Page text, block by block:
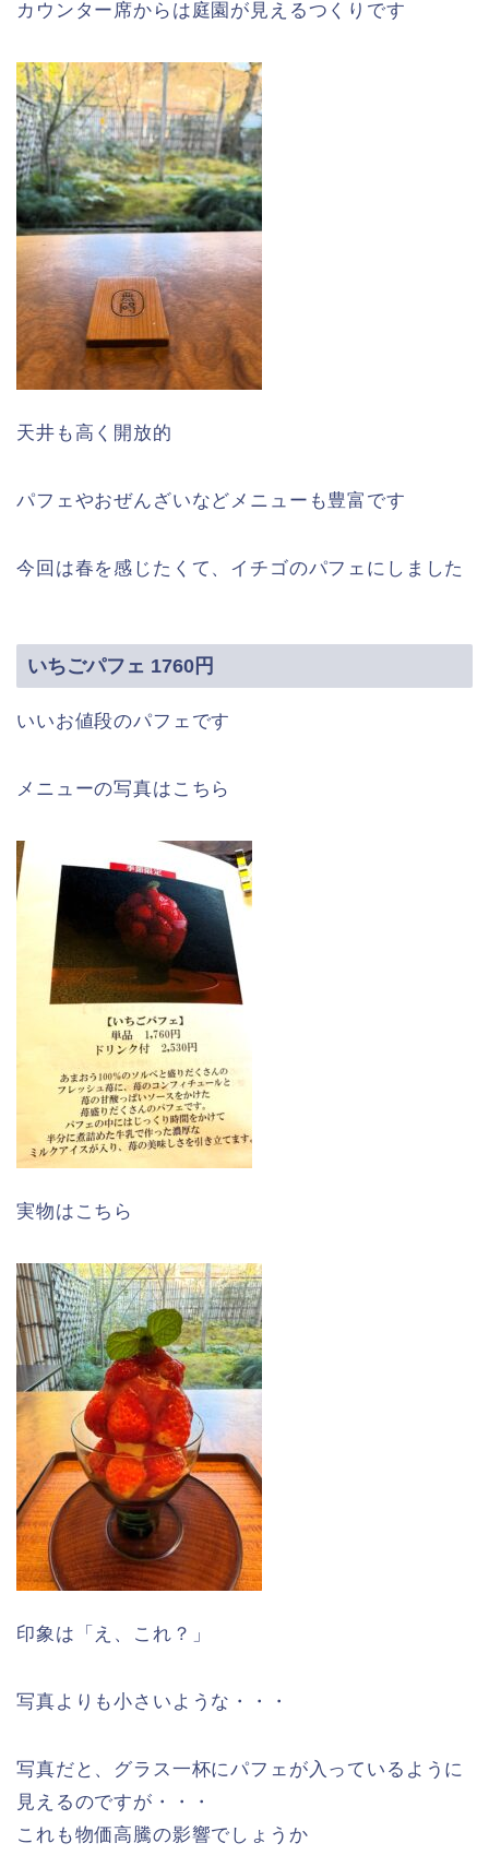
カウンター席からは庭園が見えるつくりです
天井も高く開放的
パフェやおぜんざいなどメニューも豊富です
今回は春を感じたくて、イチゴのパフェにしました
いちごパフェ 1760円
いいお値段のパフェです
メニューの写真はこちら
実物はこちら
印象は「え、これ？」
写真よりも小さいような・・・
写真だと、グラス一杯にパフェが入っているように
見えるのですが・・・
これも物価高騰の影響でしょうか